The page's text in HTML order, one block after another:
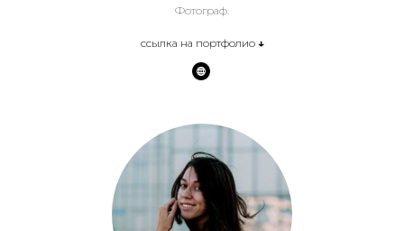
Фотограф.
ссылка на портфолио ↓